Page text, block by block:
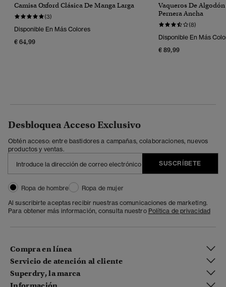
Camisa Oxford Clásica De Manga Larga
(3)
Disponible En Más Colores
€ 64,99
Vaqueros De
Pernera Ancha
(8)
Disponible En Más
€ 89,99
Desbloquea Acceso Exclusivo
Obtén acceso: entre bastidores a campañas, colaboraciones, nuevos
productos y ventas.
SUSCRÍBETE
Ropa de hombre
Ropa de mujer
Al suscribirte aceptas recibir nuestras comunicaciones de marketing.
Para obtener más información, consulta nuestro Política de privacidad
Compra en línea
Servicio de atención al cliente
Superdry, la marca